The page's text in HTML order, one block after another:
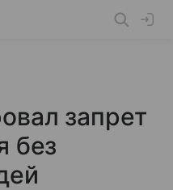
запрет
без